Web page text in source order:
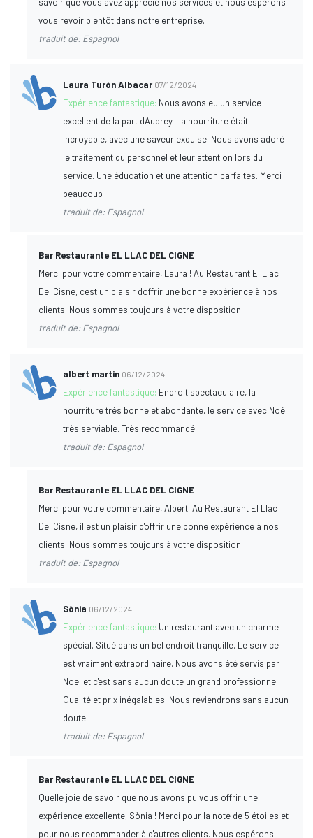
vous revoir bientôt dans notre entreprise.
traduit de: Espagnol
Laura Turón Albacar 07/12/2024
Expérience fantastique: Nous avons eu un service
excellent de la part d'Audrey. La nourriture était
incroyable, avec une saveur exquise. Nous avons adoré
le traitement du personnel et leur attention lors du
service. Une éducation et une attention parfaites. Merci
beaucoup
traduit de: Espagnol
Bar Restaurante EL LLAC DEL CIGNE
Merci pour votre commentaire, Laura ! Au Restaurant El Llac
Del Cisne, c'est un plaisir d'offrir une bonne expérience à nos
clients. Nous sommes toujours à votre disposition!
traduit de: Espagnol
albert martin 06/12/2024
Expérience fantastique: Endroit spectaculaire, la
nourriture très bonne et abondante, le service avec Noé
très serviable. Très recommandé.
traduit de: Espagnol
Bar Restaurante EL LLAC DEL CIGNE
Merci pour votre commentaire, Albert! Au Restaurant El Llac
Del Cisne, il est un plaisir d'offrir une bonne expérience à nos
clients. Nous sommes toujours à votre disposition!
traduit de: Espagnol
Sònia 06/12/2024
Expérience fantastique: Un restaurant avec un charme
spécial. Situé dans un bel endroit tranquille. Le service
est vraiment extraordinaire. Nous avons été servis par
Noel et c'est sans aucun doute un grand professionnel.
Qualité et prix inégalables. Nous reviendrons sans aucun
doute.
traduit de: Espagnol
Bar Restaurante EL LLAC DEL CIGNE
Quelle joie de savoir que nous avons pu vous offrir une
expérience excellente, Sònia ! Merci pour la note de 5 étoiles et
pour nous recommander à d'autres clients. Nous espérons